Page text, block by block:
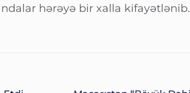
hərəyə bir xalla kifayətlənib.